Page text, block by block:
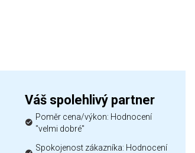
Váš spolehlivý partner
Poměr cena/výkon: Hodnocení
"velmi dobré"
Spokojenost zákazníka: Hodnocení